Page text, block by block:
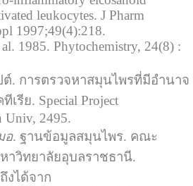
leukocytes. J Pharm
1997;49(4):218.
1985. Phytochemistry, 24(8) :
. การตรวจหาสมุนไพรที่มีอำนาจ
เรีย. Special Project
Univ, 2495.
อ. ฐานข้อมูลสมุนไพร. คณะ
าวิทยาลัยอุบลราชธานี.
งได้จาก